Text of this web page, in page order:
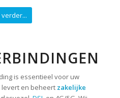
is essentieel voor uw
levert en beheert zakelijke